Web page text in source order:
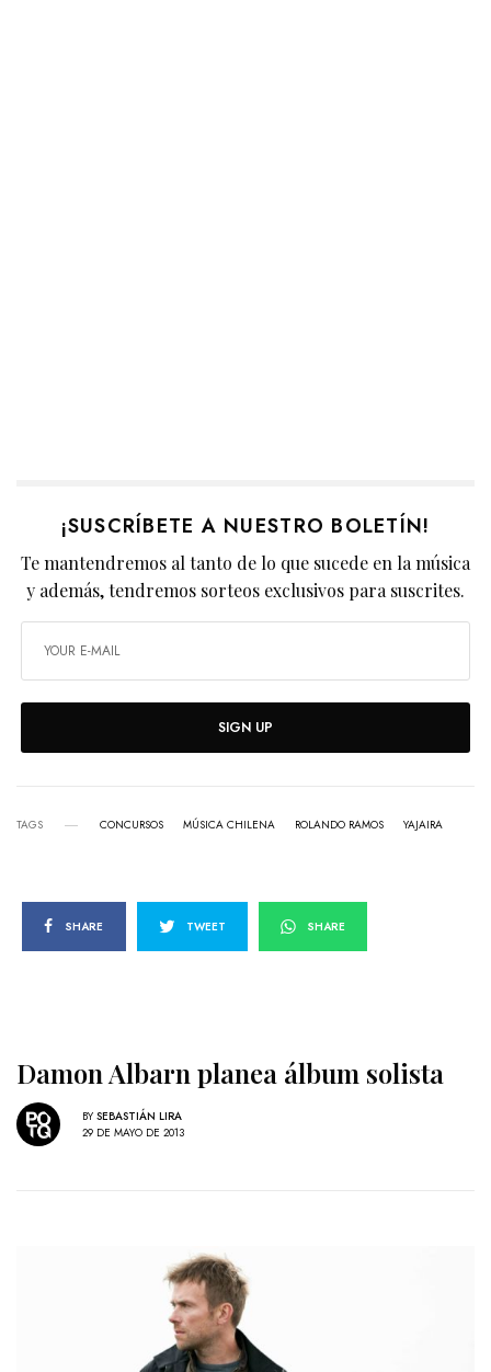
¡SUSCRÍBETE A NUESTRO BOLETÍN!
Te mantendremos al tanto de lo que sucede en la música
y además, tendremos sorteos exclusivos para suscrites.
SIGN UP
TAGS CONCURSOS MÚSICA CHILENA ROLANDO RAMOS YAJAIRA
SHARE TWEET SHARE
Damon Albarn planea álbum solista
BY SEBASTIÁN LIRA
29 DE MAYO DE 2013